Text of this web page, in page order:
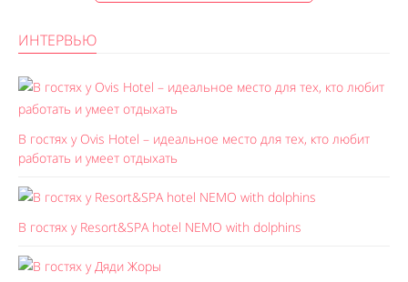
ИНТЕРВЬЮ
В гостях у Ovis Hotel – идеальное место для тех, кто любит
работать и умеет отдыхать
В гостях у Resort&SPA hotel NEMO with dolphins